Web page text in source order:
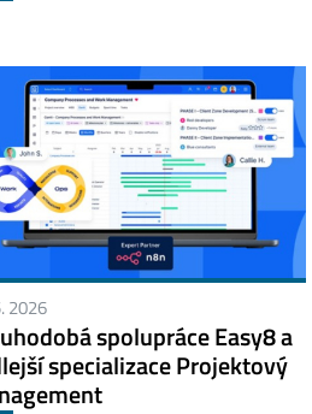
2026
spolupráce Easy8 a
specializace Projektový